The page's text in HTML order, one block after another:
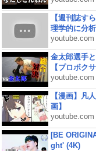
【週刊誌す
理学的に分析
youtube.com
金太郎選手
【プロボク
youtube.com
【漫画】凡
画】
youtube.com
[BE
ght' (4K)